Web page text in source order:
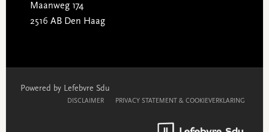
Maanweg 174
2516 AB Den Haag
Powered by Lefebvre Sdu
DISCLAIMER PRIVACY STATEMENT & COOKIEVERKLARING